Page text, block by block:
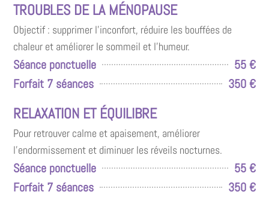
TROUBLES DE LA MÉNOPAUSE
Objectif : supprimer l’inconfort, réduire les bouffées de
chaleur et améliorer le sommeil et l’humeur.
Séance ponctuelle
55 €
Forfait 7 séances
350 €
RELAXATION ET ÉQUILIBRE
Pour retrouver calme et apaisement, améliorer
l’endormissement et diminuer les réveils nocturnes.
Séance ponctuelle
55 €
Forfait 7 séances
350 €